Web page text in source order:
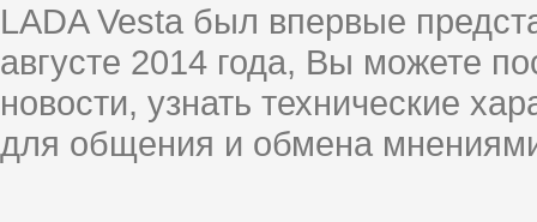
LADA Vesta был впервые
августе 2014 года, Вы можете
новости, узнать технические
для общения и обмена